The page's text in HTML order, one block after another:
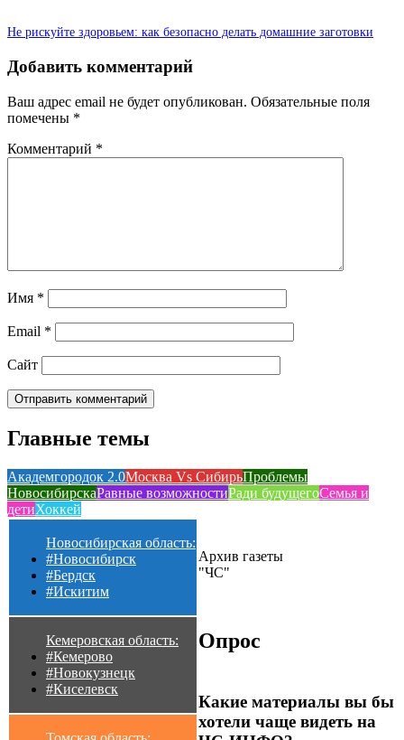
Не рискуйте здоровьем: как безопасно делать домашние заготовки
Добавить комментарий
Ваш адрес email не будет опубликован. Обязательные поля
помечены *
Комментарий *
Имя *
Email *
Сайт
Главные темы
Академгородок 2.0Москва Vs СибирьПроблемы
НовосибирскаРавные возможностиРади будущегоСемья и
детиХоккей
Новосибирская область:
#Новосибирск
#Бердск
#Искитим
Кемеровская область:
#Кемерово
#Новокузнецк
#Киселевск
Архив газеты
"ЧС"
Опрос
Какие материалы вы бы
хотели чаще видеть на